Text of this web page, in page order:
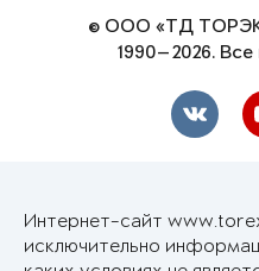
© ООО «ТД
1990—2026.
Интернет-сайт
исключительно